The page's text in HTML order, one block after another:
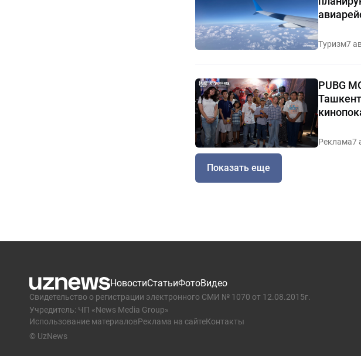
Туризм7
PUBG
пауке
Реклама7
Показать еще
НовостиСтатьиФотоВидео
Свидетельство о регистрации электронного СМИ № 1070 от 12.08.2015г.
Учредитель: ЧП «News Media Group»
Использование материаловРеклама на сайтеКонтакты
© UzNews